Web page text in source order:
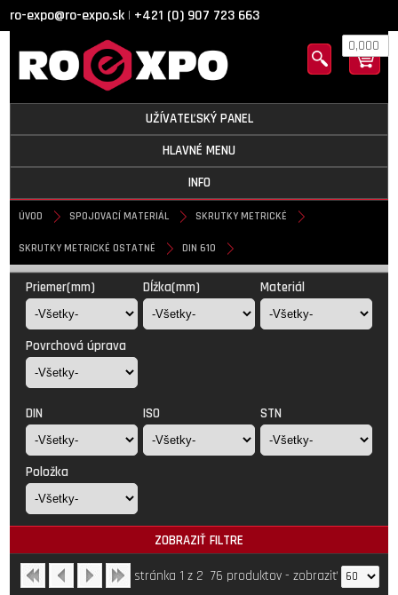
ro-expo@ro-expo.sk | +421 (0) 907 723 663
0,000
UŽÍVATEĽSKÝ PANEL
HLAVNÉ MENU
INFO
ÚVOD SPOJOVACÍ MATERIÁL SKRUTKY METRICKÉ
SKRUTKY METRICKÉ OSTATNÉ DIN 610
DIN 610
Priemer(mm) Dĺžka(mm) Materiál
Povrchová úprava
DIN ISO STN
Položka
ZOBRAZIŤ FILTRE
stránka 1 z 2 76 produktov- zobraziť